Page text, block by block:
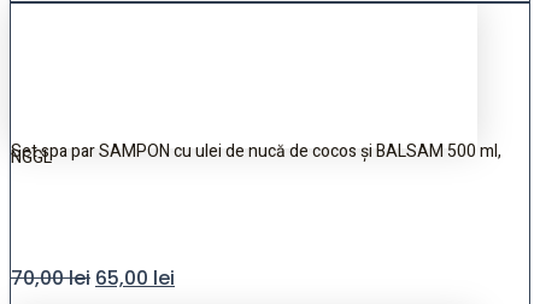
Set spa par SAMPON cu ulei de nucă de cocos și BALSAM 500 ml,
NGGL
70,00lei 65,00 lei